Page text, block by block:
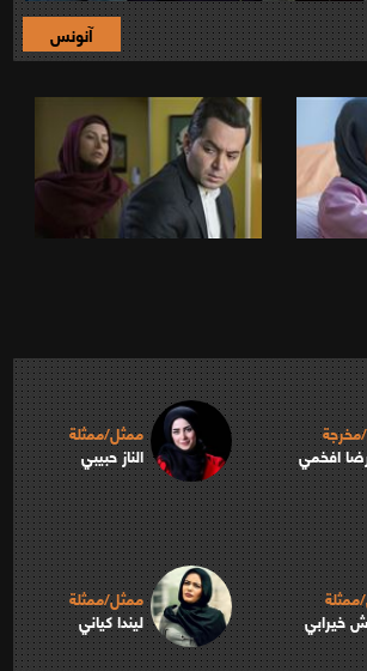
10s 10s
آنونس
افخمي
ممثل/ممثلة
الناز حبيبي
خيرابي
ممثل/ممثلة
ليندا كياني